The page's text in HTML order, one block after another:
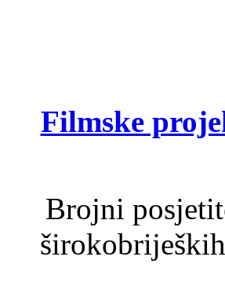
Filmske
Brojni